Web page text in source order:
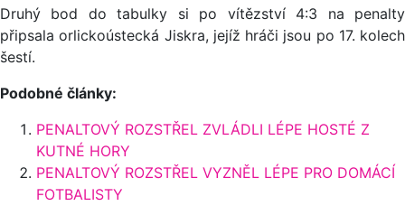
Druhý bod do tabulky si po vítězství 4:3 na penalty
připsala orlickoústecká Jiskra, jejíž hráči jsou po 17. kolech
šestí.
Podobné články:
PENALTOVÝ ROZSTŘEL ZVLÁDLI LÉPE HOSTÉ Z
KUTNÉ HORY
PENALTOVÝ ROZSTŘEL VYZNĚL LÉPE PRO DOMÁCÍ
FOTBALISTY